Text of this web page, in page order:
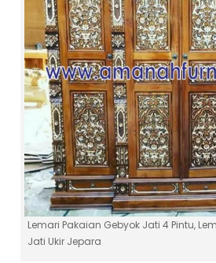
Lemari Pakaian Gebyok Jati 4 Pintu,
Jati Ukir Jepara